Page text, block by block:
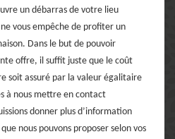
un débarras de votre lieu
vous empêche de profiter un
Dans le but de pouvoir
offre, il suffit juste que le coût
soit assuré par la valeur égalitaire
à nous mettre en contact
donner plus d’information
nous pouvons proposer selon vos